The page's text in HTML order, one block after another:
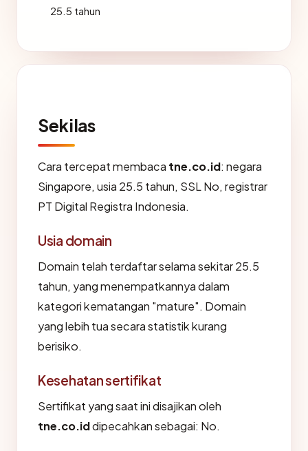
25.5 tahun
Sekilas
Cara tercepat membaca tne.co.id: negara
Singapore, usia 25.5 tahun, SSL No, registrar
PT Digital Registra Indonesia.
Usia domain
Domain telah terdaftar selama sekitar 25.5
tahun, yang menempatkannya dalam
kategori kematangan "mature". Domain
yang lebih tua secara statistik kurang
berisiko.
Kesehatan sertifikat
Sertifikat yang saat ini disajikan oleh
tne.co.iddipecahkan sebagai: No.